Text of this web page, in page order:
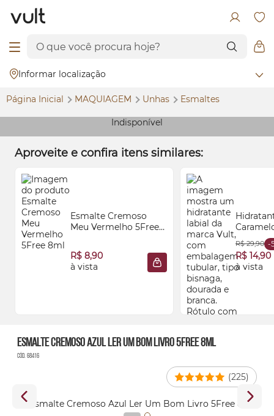
Informar localização
Página Inicial MAQUIAGEM Unhas Esmaltes
Indisponível
Aproveite e confira itens similares:
Esmalte Cremoso
Meu Vermelho 5Free
R$ 8,90
à vista
ADICIONAR À SACOLA
tella®
R$ 29,90 -
R$ 14,90
à vista
Esmalte Cremoso Azul Ler Um Bom Livro 5Free 8ml
Cód. 68416
(225)